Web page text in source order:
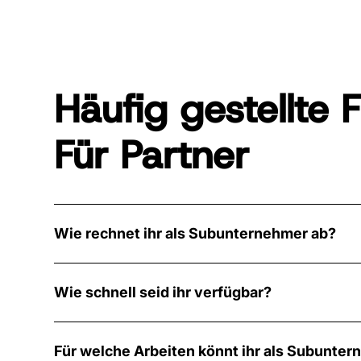
Häufig gestellte
Für Partner
Wie rechnet ihr als Subunternehmer ab?
Stunden oder als Pauschalpreis - je nach
Wie schnell seid ihr verfügbar?
kurzfristigen Anfragen reagieren wir innerhalb
Für welche Arbeiten könnt ihr als